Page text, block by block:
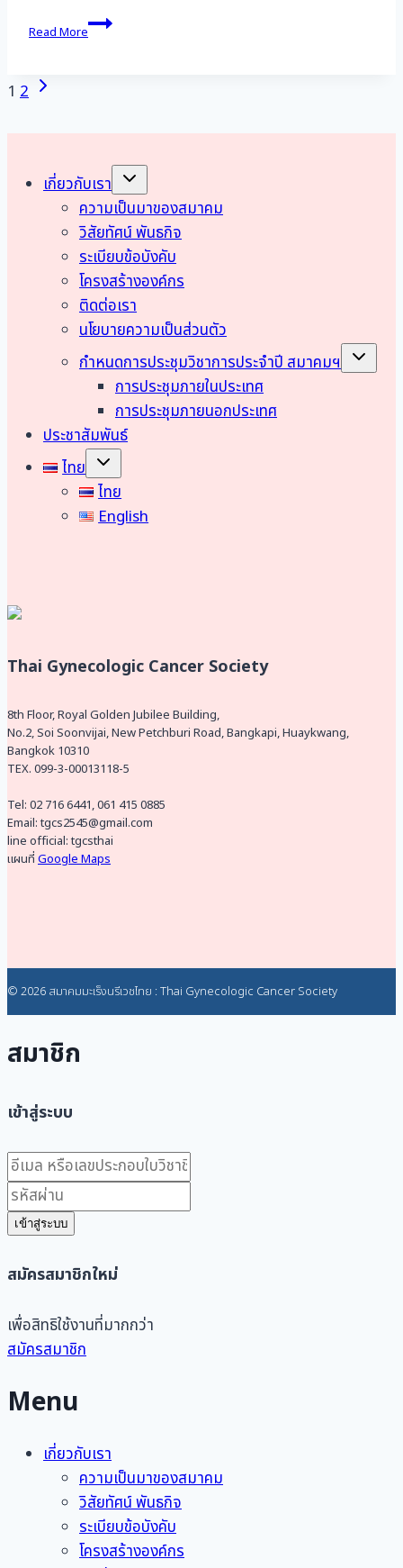
Read More
162nd
Interinstitute
Page
1 2 Next
เกี่ยวกับเรา
Toggle
menu
ความเป็นมาของสมาคม
วิสัยทัศน์ พันธกิจ
ระเบียบข้อบังคับ
โครงสร้างองค์กร
ติดต่อเรา
นโยบายความเป็นส่วนตัว
กำหนดการประชุมวิชาการประจำปี สมาคมฯ
Toggle
การประชุมภายในประเทศ
การประชุมภายนอกประเทศ
ประชาสัมพันธ์
ไทย
Toggle
menu
ไทย
English
Thai Gynecologic Cancer Society
8th Floor, Royal Golden Jubilee Building,
No.2, Soi Soonvijai, New Petchburi Road, Bangkapi, Huaykwang,
Bangkok 10310
TEX. 099-3-00013118-5
Tel: 02 716 6441, 061 415 0885
Email: tgcs2545@gmail.com
line official: tgcsthai
แผนที่ Google Maps
© 2026 สมาคมมะเร็งนรีเวชไทย : Thai Gynecologic Cancer Society
สมาชิก
เข้าสู่ระบบ
เข้าสู่ระบบ
สมัครสมาชิกใหม่
เพื่อสิทธิใช้งานที่มากกว่า
สมัครสมาชิก
Menu
เกี่ยวกับเรา
ความเป็นมาของสมาคม
วิสัยทัศน์ พันธกิจ
ระเบียบข้อบังคับ
โครงสร้างองค์กร